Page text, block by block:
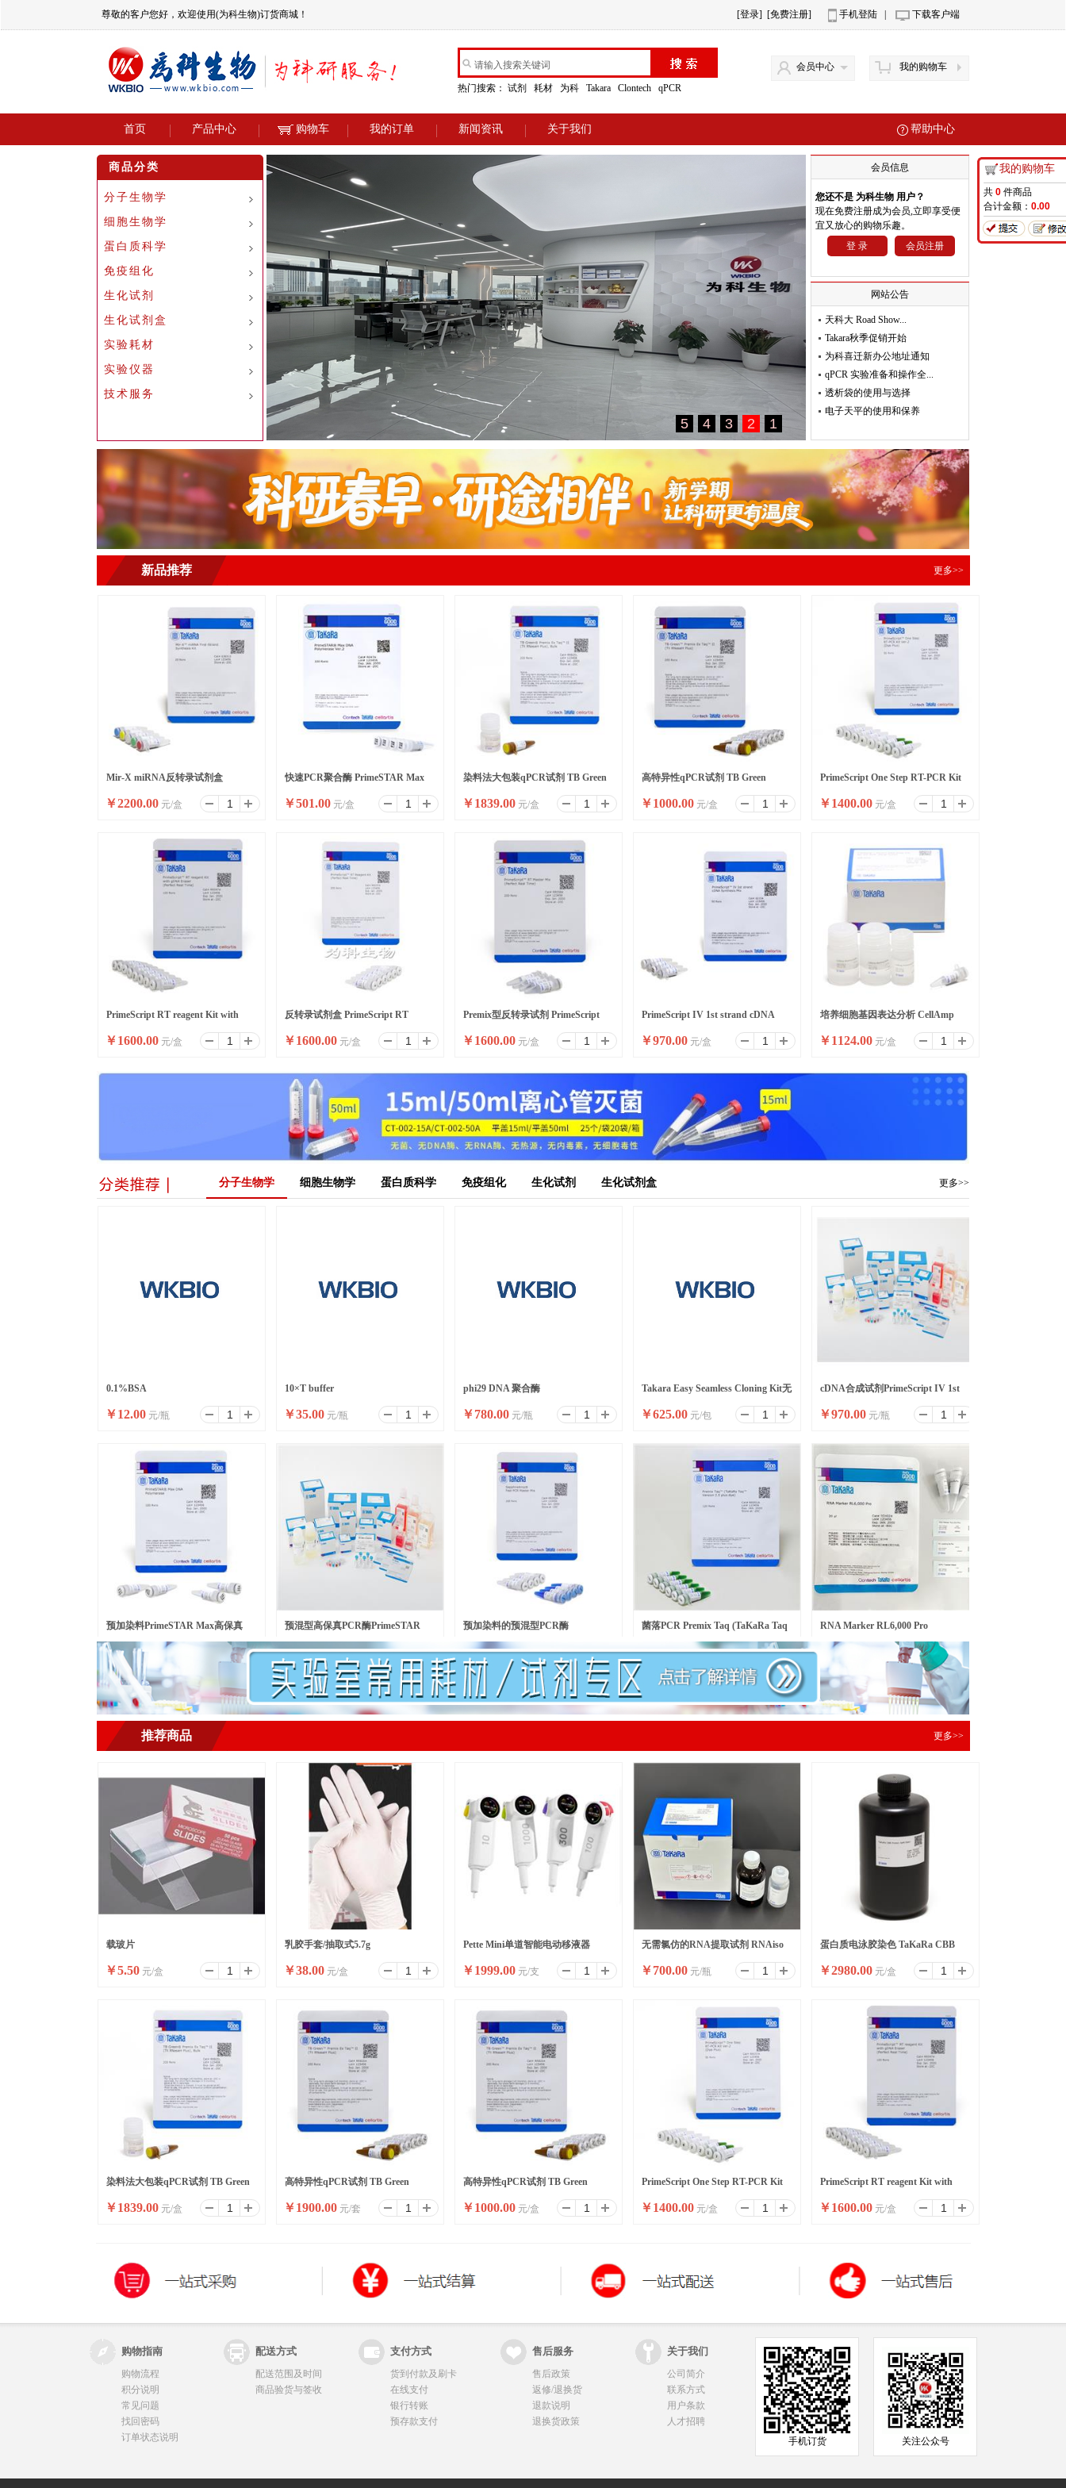
尊敬的客户您好，欢迎使用(为科生物)订货商城！ [登录] [免费注册] 手机登陆 下载客户端
热门搜索： 试剂 耗材 为科 Takara Clontech qPCR
会员中心 我的购物车
首页 产品中心 购物车 我的订单 新闻资讯 关于我们 帮助中心
商品分类
分子生物学
细胞生物学
蛋白质科学
免疫组化
生化试剂
生化试剂盒
实验耗材
实验仪器
技术服务
会员信息
您还不是 为科生物 用户？
现在免费注册成为会员,立即享受便
宜又放心的购物乐趣。
登 录
会员注册
网站公告
天科大 Road Show...
Takara秋季促销开始
为科喜迁新办公地址通知
qPCR 实验准备和操作全...
透析袋的使用与选择
电子天平的使用和保养
新品推荐 更多>>
Mir-X miRNA反转录试剂盒
￥2200.00 元/盒
快速PCR聚合酶 PrimeSTAR Max
DNA Polymerase Ver.2
￥501.00 元/盒
染料法大包装qPCR试剂 TB Green
Premix Ex Taq II ,Bulk
￥1839.00 元/盒
高特异性qPCR试剂 TB Green
Premix Ex Taq II
￥1000.00 元/盒
PrimeScript One Step RT-PCR Kit
Ver.2 (Dye Plus)
￥1400.00 元/盒
PrimeScript RT reagent Kit with
gDNA Eraser
￥1600.00 元/盒
反转录试剂盒 PrimeScript RT
reagent Kit
￥1600.00 元/盒
Premix型反转录试剂 PrimeScript
RT Master Mix
￥1600.00 元/盒
PrimeScript IV 1st strand cDNA
Synthesis Mix
￥970.00 元/盒
培养细胞基因表达分析 CellAmp
Direct RNA Prep Kit for RT-PCR
￥1124.00 元/盒
分子生物学 细胞生物学 蛋白质科学 免疫组化 生化试剂 生化试剂盒 更多>>
0.1%BSA
￥12.00 元/瓶
10×T buffer
￥35.00 元/瓶
phi29 DNA 聚合酶
￥780.00 元/瓶
Takara Easy Seamless Cloning Kit无
缝克隆
￥625.00 元/包
cDNA合成试剂PrimeScript IV 1st
strand cDNA Synthesis M
￥970.00 元/瓶
预加染料PrimeSTAR Max高保真
PCR酶 Ver.2
￥500.00 元/瓶
预混型高保真PCR酶PrimeSTAR
LongSeq DNA Polymerase
￥568.00元/包
预加染料的预混型PCR酶
SapphireAmp® Fast PCR Master
Mix
￥601.00元/瓶
菌落PCR Premix Taq (TaKaRa Taq
Version 2.0 plus dy
￥140.00元/包
RNA Marker RL6,000 Pro
￥597.00
推荐商品 更多>>
载玻片
￥5.50 元/盒
乳胶手套/抽取式5.7g
￥38.00 元/盒
Pette Mini单道智能电动移液器
￥1999.00 元/支
无需氯仿的RNA提取试剂 RNAiso
Easy
￥700.00 元/瓶
蛋白质电泳胶染色 TaKaRa CBB
Protein Safe Stain
￥2980.00 元/盒
染料法大包装qPCR试剂 TB Green
Premix Ex Taq II ,Bulk
￥1839.00 元/盒
高特异性qPCR试剂 TB Green
Premix Ex Taq II
￥1900.00 元/套
高特异性qPCR试剂 TB Green
Premix Ex Taq II
￥1000.00 元/盒
PrimeScript One Step RT-PCR Kit
Ver.2 (Dye Plus)
￥1400.00 元/盒
PrimeScript RT reagent Kit with
gDNA Eraser
￥1600.00 元/盒
我的购物车
共 0 件商品
合计金额： 0.00
购物指南 配送方式 支付方式 售后服务 关于我们
购物流程
积分说明
常见问题
找回密码
订单状态说明
配送范围及时间
商品验货与签收
货到付款及刷卡
在线支付
银行转账
预存款支付
售后政策
返修/退换货
退款说明
退换货政策
公司简介
联系方式
用户条款
人才招聘
手机订货
关注公众号